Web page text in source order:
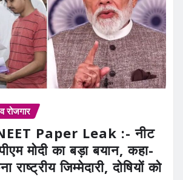
व रोजगार
Paper Leak :- नीट
मोदी का बड़ा बयान, कहा-
राष्ट्रीय जिम्मेदारी, दोषियों को